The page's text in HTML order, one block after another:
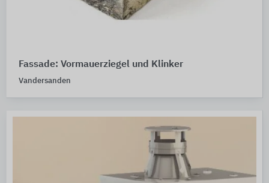
Fassade: Vormauerziegel und Klinker
Vandersanden